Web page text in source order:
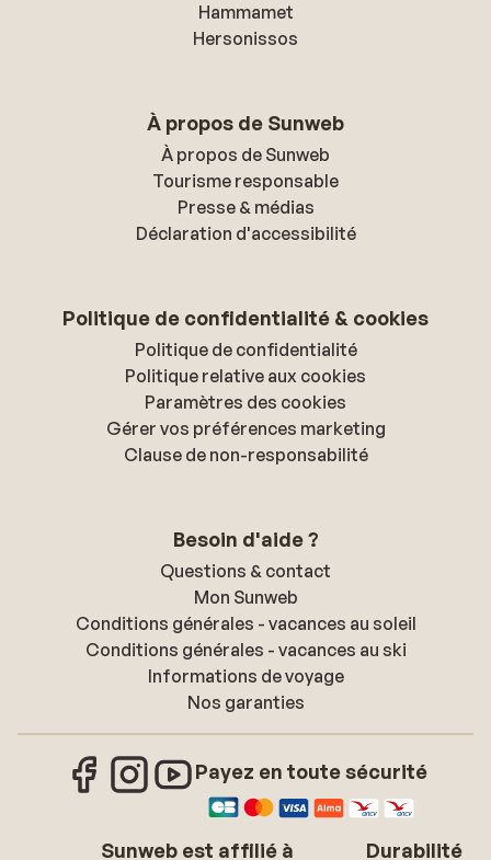
Hammamet
Hersonissos
À propos de Sunweb
À propos de Sunweb
Tourisme responsable
Presse & médias
Déclaration d'accessibilité
Politique de confidentialité & cookies
Politique de confidentialité
Politique relative aux cookies
Paramètres des cookies
Gérer vos préférences marketing
Clause de non-responsabilité
Besoin d'aide ?
Questions & contact
Mon Sunweb
Conditions générales - vacances au soleil
Conditions générales - vacances au ski
Informations de voyage
Nos garanties
Payez en toute sécurité
Sunweb est affilié à Durabilité